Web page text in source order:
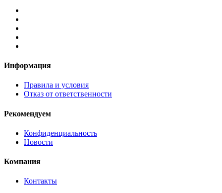
Информация
Правила и условия
Отказ от ответственности
Рекомендуем
Конфиденциальность
Новости
Компания
Контакты